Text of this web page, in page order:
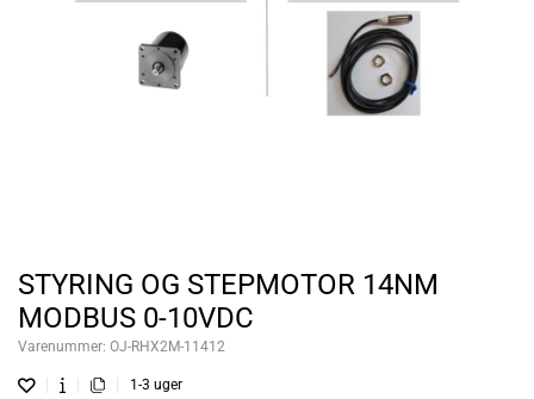
STYRING OG STEPMOTOR 14NM
MODBUS 0-10VDC
Varenummer: OJ-RHX2M-11412
1-3 uger